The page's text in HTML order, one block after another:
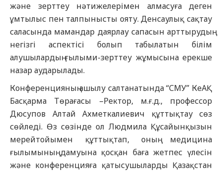
және зерттеу нәтижелерімен алмасуға деген
ұмтылыс пен талпынысты ояту. Денсаулық сақтау
саласында мамандар даярлау сапасын арттырудың
негізгі аспектісі болып табылатын білім
алушылардың ғылыми-зерттеу жұмысына ерекше
назар аударылады.
Конференцияның ашылу салтанатында “СМУ” КеАҚ
Басқарма Төрағасы –Ректор, м.ғ.д., профессор
Дюсупов Алтай Ахметкалиевич құттықтау сөз
сөйледі. Өз сөзінде ол Людмила Құсайынқызын
мерейтойымен құттықтап, оның медицина
ғылымының дамуына қосқан баға жетпес үлесін
және конференцияға қатысушыларды Қазақстан